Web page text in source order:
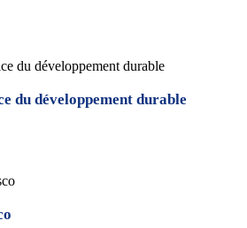
du développement durable
du développement durable